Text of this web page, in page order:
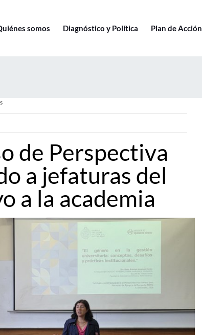
somos Diagnóstico y Política Plan de Acción
de Perspectiva
a jefaturas del
a la academia